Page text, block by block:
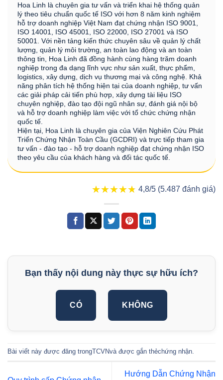
Hoa Linh là chuyên gia tư vấn và triển khai hệ thống quản
lý theo tiêu chuẩn quốc tế ISO với hơn 8 năm kinh nghiệm
hỗ trợ doanh nghiệp Việt Nam đạt chứng nhận ISO 9001,
ISO 14001, ISO 45001, ISO 22000, ISO 27001 và ISO
50001. Với nền tảng kiến thức chuyên sâu về quản lý chất
lượng, quản lý môi trường, an toàn lao động và an toàn
thông tin, Hoa Linh đã đồng hành cùng hàng trăm doanh
nghiệp trong đa dạng lĩnh vực như sản xuất, thực phẩm,
logistics, xây dựng, dịch vụ thương mại và công nghệ. Khả
năng phân tích hệ thống hiện tại của doanh nghiệp, tư vấn
các giải pháp cải tiến phù hợp, xây dựng tài liệu ISO
chuyên nghiệp, đào tạo đội ngũ nhân sự, đánh giá nội bộ
và hỗ trợ doanh nghiệp làm việc với tổ chức chứng nhận
quốc tế.
Hiện tại, Hoa Linh là chuyên gia của Viện Nghiên Cứu Phát
Triển Chứng Nhận Toàn Cầu (GCDRI) và trực tiếp tham gia
tư vấn - đào tạo - hỗ trợ doanh nghiệp đạt chứng nhận ISO
theo yêu cầu của khách hàng và đối tác quốc tế.
★★★★★
★★★★★ 4,8/5 (5.487 đánh giá)
Bạn thấy nội dung này thực sự hữu ích?
CÓ KHÔNG
Bài viết này được đăng trongTCVNvà được gắn thẻchứng nhận.
Hướng Dẫn Chứng Nhận